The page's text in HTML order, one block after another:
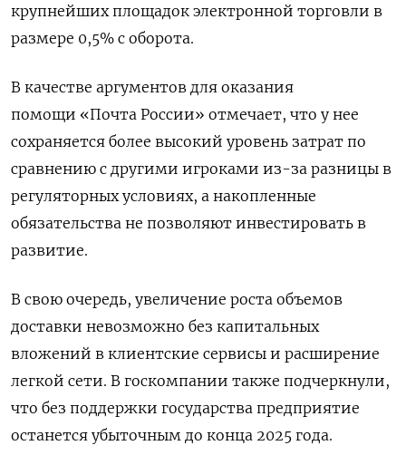
крупнейших площадок электронной торговли в
размере 0,5% с оборота.
В качестве аргументов для оказания
помощи «Почта России» отмечает, что у нее
сохраняется более высокий уровень затрат по
сравнению с другими игроками из-за разницы в
регуляторных условиях, а накопленные
обязательства не позволяют инвестировать в
развитие.
В свою очередь, увеличение роста объемов
доставки невозможно без капитальных
вложений в клиентские сервисы и расширение
легкой сети. В госкомпании также подчеркнули,
что без поддержки государства предприятие
останется убыточным до конца 2025 года.